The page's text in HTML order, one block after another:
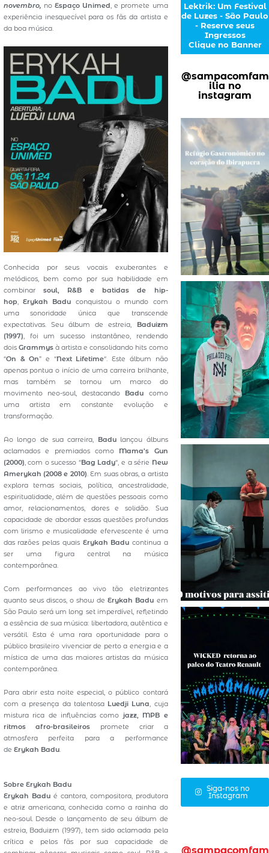
novembro, noEspaço Unimed , e promete uma
experiência inesquecível para os fãs da artista e
da boa música.
Conhecida por seus vocais exuberantes e
melódicos, bem como por sua habilidade em
combinarsoul, R&B e batidas de hip-
hop,Erykah Badu conquistou o mundo com
uma sonoridade única que transcende
expectativas. Seu álbum de estreia,
Baduizm
(1997), foi um sucesso instantâneo, rendendo
dois Grammysà artista e consolidando hits como
“On & On” e “Next Lifetime“. Este álbum não
apenas pontua o início de uma carreira brilhante,
mas também se tornou um marco do
movimento neo-soul, destacando Badu como
uma artista em constante evolução e
transformação.
Ao longo de sua carreira, Badulançou álbuns
aclamados e premiados como Mama’s Gun
(2000), com o sucesso “Bag Lady“, e a série New
Amerykah (2008 e 2010). Em suas obras, a artista
explora temas sociais, política, ancestralidade,
espiritualidade, além de questões pessoais como
amor, relacionamentos, dores e solidão. Sua
capacidade de abordar essas questões profundas
com lirismo e musicalidade efervescente é uma
das razões pelas quais Erykah Badu continua a
ser uma figura central na música
contemporânea.
Com performances ao vivo tão eletrizantes
quanto seus discos, o show deErykah Badu em
São Paulo será um long set imperdível, refletindo
a essência de sua música: libertadora, autêntica e
versátil. Esta é uma rara oportunidade para o
público brasileiro vivenciar de perto a energia e a
mística de uma das maiores artistas da música
contemporânea.
Para abrir esta noite especial, o público contará
com a presença da talentosa Luedji Luna, cuja
mistura rica de influências como jazz, MPB e
ritmos afro-brasileiros promete criar a
atmosfera perfeita para a performance
de Erykah Badu.
Sobre Erykah Badu
Erykah Badu é cantora, compositora, produtora
e atriz americana, conhecida como a rainha do
neo-soul. Desde o lançamento de seu álbum de
estreia, Baduizm (1997), tem sido aclamada pela
crítica e pelos fãs por sua capacidade de
Lektrik: Um Festival
de Luzes - São Paulo
- Reserve seus
Ingressos
Clique no Banner
@sampacomfam
ilia no
instagram
Siga-nos no
Instagram
@sampacomfam